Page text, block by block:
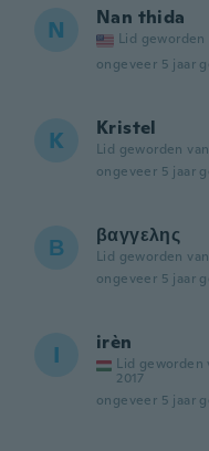
N Nan thida
Lid geworden
ongeveer 5 jaar
K Kristel
Lid geworden
ongeveer 5 jaar
Β βαγγελης
Lid geworden
ongeveer 5 jaar
I irèn
Lid geworden
2017
ongeveer 5 jaar